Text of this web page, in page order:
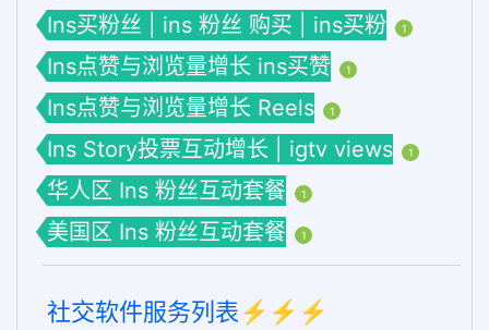
Ins买粉丝 | ins 粉丝 购买 | ins买粉 1
Ins点赞与浏览量增长 ins买赞 1
Ins点赞与浏览量增长 Reels 1
Ins Story投票互动增长 | igtv views 1
华人区 Ins 粉丝互动套餐 1
美国区 Ins 粉丝互动套餐 1
社交软件服务列表⚡️⚡️⚡️